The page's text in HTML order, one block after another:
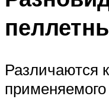
Различаются